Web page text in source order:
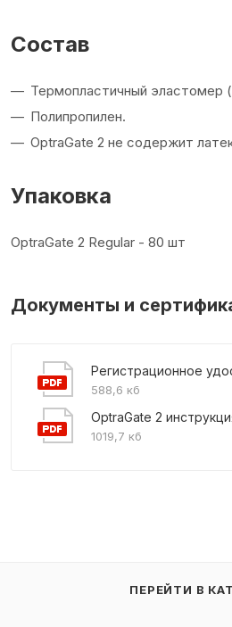
Состав
Термопластичный эластомер
Полипропилен.
OptraGate 2 не содержит
Упаковка
OptraGate 2 Regular - 80 шт
Документы и
Регистрационное
588,6 кб
OptraGate 2
1019,7 кб
ПЕРЕЙТИ В